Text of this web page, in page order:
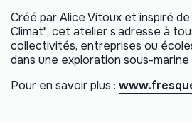
Créé par Alice Vitoux et inspiré
Climat", cet atelier s’adresse à
collectivités, entreprises ou
dans une exploration sous-
Pour en savoir plus :